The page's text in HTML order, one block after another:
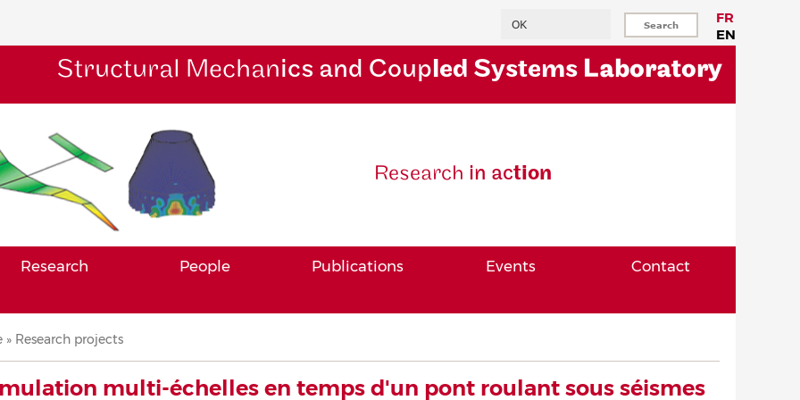
FR
EN
Structural Mechanics and Coupled Systems Laboratory
Research in action
Research People Publications Events Contact
Research projects
multi-échelles en temps d'un pont roulant sous séismes